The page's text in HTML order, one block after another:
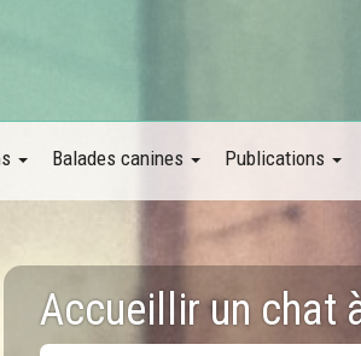
Balades canines Publications
Accueillir un chat